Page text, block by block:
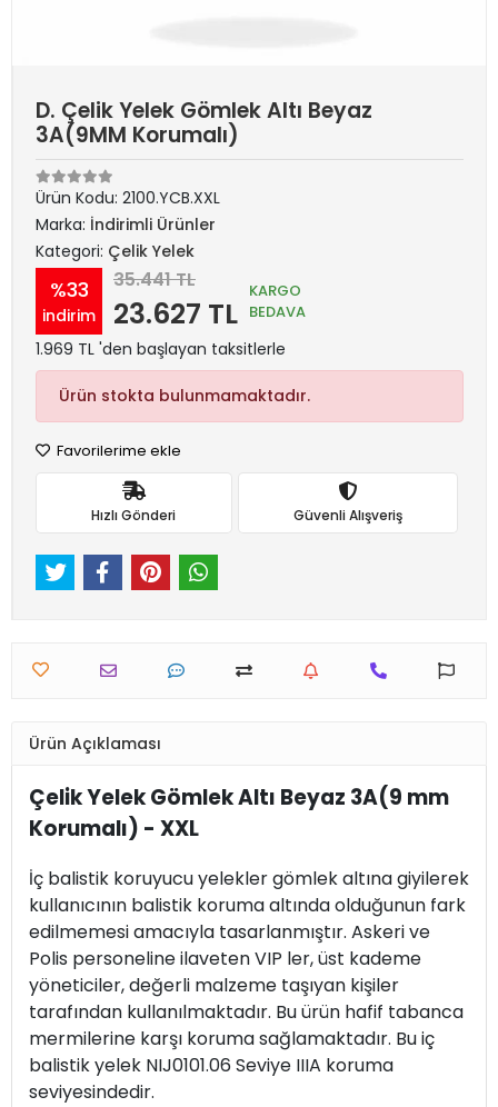
D. Çelik Yelek Gömlek Altı Beyaz
3A(9MM Korumalı)
Ürün Kodu: 2100.YCB.XXL
Marka: İndirimli Ürünler
Kategori: Çelik Yelek
%33
indirim
35.441 TL
23.627 TL
KARGO
BEDAVA
1.969 TL 'den başlayan taksitlerle
Ürün stokta bulunmamaktadır.
Favorilerime ekle
Hızlı Gönderi Güvenli Alışveriş
Ürün Açıklaması
Çelik Yelek Gömlek Altı Beyaz 3A(9 mm
Korumalı) - XXL
İç balistik koruyucu yelekler gömlek altına giyilerek
kullanıcının balistik koruma altında olduğunun fark
edilmemesi amacıyla tasarlanmıştır. Askeri ve
Polis personeline ilaveten VIP ler, üst kademe
yöneticiler, değerli malzeme taşıyan kişiler
tarafından kullanılmaktadır. Bu ürün hafif tabanca
mermilerine karşı koruma sağlamaktadır. Bu iç
balistik yelek NIJ0101.06 Seviye IIIA koruma
seviyesindedir.